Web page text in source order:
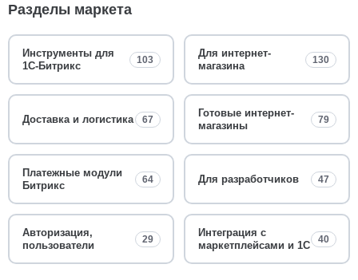
Разделы маркета
Инструменты для
1С-Битрикс
103
Для интернет-
магазина
130
Доставка и логистика 67
Готовые интернет-
магазины
79
Платежные модули
Битрикс
64 Для разработчиков 47
Авторизация,
пользователи
29
Интеграция с
маркетплейсами и 1С
40